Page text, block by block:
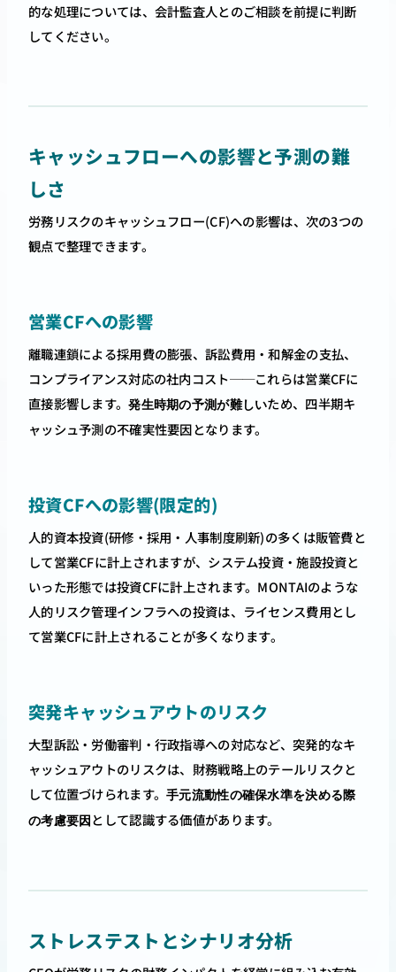
的な処理については、会計監査人とのご相談を前提に判断
してください。
キャッシュフローへの影響と予測の難
しさ
労務リスクのキャッシュフロー(CF)への影響は、次の3つの
観点で整理できます。
営業CFへの影響
離職連鎖による採用費の膨張、訴訟費用・和解金の支払、
コンプライアンス対応の社内コスト──これらは営業CFに
直接影響します。発生時期の予測が難しいため、四半期キ
ャッシュ予測の不確実性要因となります。
投資CFへの影響(限定的)
人的資本投資(研修・採用・人事制度刷新)の多くは販管費と
して営業CFに計上されますが、システム投資・施設投資と
いった形態では投資CFに計上されます。MONTAIのような
人的リスク管理インフラへの投資は、ライセンス費用とし
て営業CFに計上されることが多くなります。
突発キャッシュアウトのリスク
大型訴訟・労働審判・行政指導への対応など、突発的なキ
ャッシュアウトのリスクは、財務戦略上のテールリスクと
して位置づけられます。手元流動性の確保水準を決める際
の考慮要因として認識する価値があります。
ストレステストとシナリオ分析